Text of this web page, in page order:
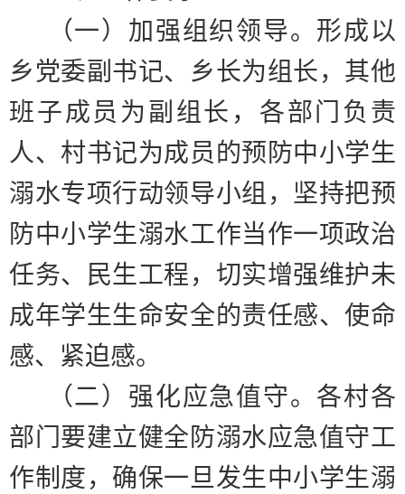
（一）加强组织领导。 形成以
乡党委副书记、乡长为组长，其他
班子成员为副组长，各部门负责
人、村书记为成员的预防中小学生
溺水专项行动领导小组，坚持把预
防中小学生溺水工作当作一项政治
任务、民生工程，切实增强维护未
成年学生生命安全的责任感、使命
感、紧迫感。
（二）强化应急值守。 各村各
部门要建立健全防溺水应急值守工
作制度，确保一旦发生中小学生溺